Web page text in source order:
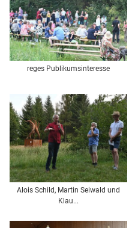
reges Publikumsinteresse
Alois Schild, Martin Seiwald und
Klau...